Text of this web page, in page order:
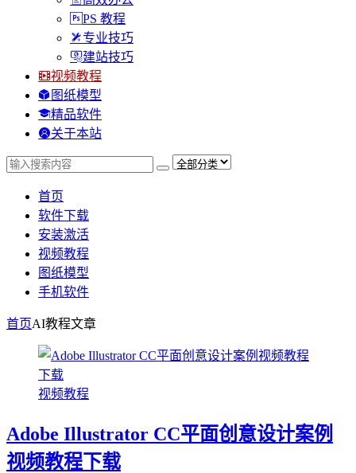
PS 教程
专业技巧
建站技巧
视频教程
图纸模型
精品软件
关于本站
首页
软件下载
安装激活
视频教程
图纸模型
手机软件
首页AI教程文章
视频教程
Adobe Illustrator CC平面创意设计案例
视频教程下载